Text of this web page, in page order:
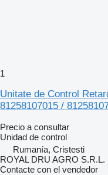
1
Unitate de Control
81258107015 /
Precio a consultar
Unidad de control
Rumanía, Cristesti
ROYAL DRU AGRO S.R.L.
Contacte con el vendedor